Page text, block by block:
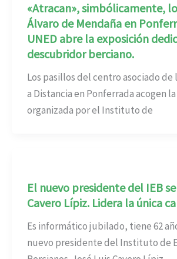
«Atracan», simbólicamente,
Álvaro de Mendaña en
UNED abre la exposición
descubridor berciano.
Los pasillos del centro asociado de
a Distancia en Ponferrada acogen
organizada por el Instituto de
El nuevo presidente del IEB
Cavero Lípiz. Lidera la única
Es informático jubilado, tiene 62
nuevo presidente del Instituto de